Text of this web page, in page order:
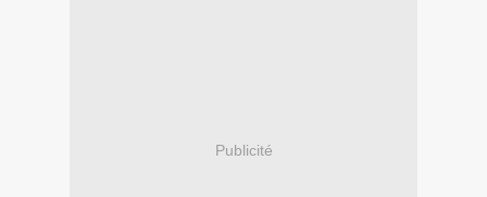
Publicité